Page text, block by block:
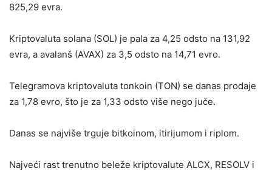
825,29 evra.
Kriptovaluta solana (SOL) je pala za 4,25 odsto na 131,92
evra, a avalanš (AVAX) za 3,5 odsto na 14,71 evro.
Telegramova kriptovaluta tonkoin (TON) se danas prodaje
za 1,78 evro, što je za 1,33 odsto više nego juče.
Danas se najviše trguje bitkoinom, itirijumom i riplom.
Najveći rast trenutno beleže kriptovalute ALCX, RESOLV i